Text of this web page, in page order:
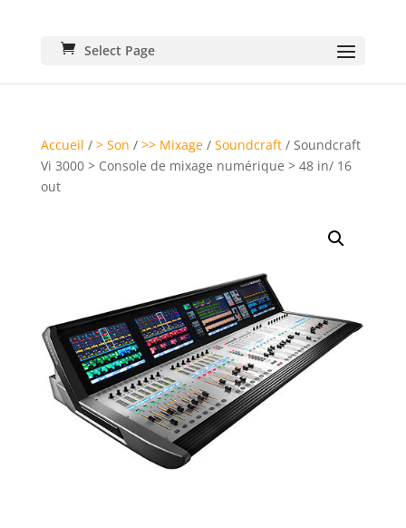
Select Page
Accueil / > Son / >> Mixage/ Soundcraft/ Soundcraft
Vi 3000 > Console de mixage numérique > 48 in/ 16
out